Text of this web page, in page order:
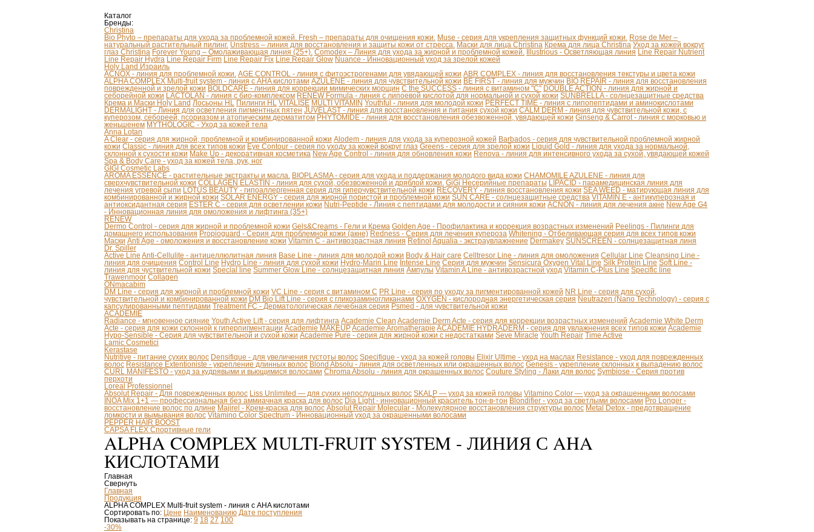
Каталог
Бренды:
Christina
Bio Phyto – препараты для ухода за проблемной кожей. Fresh – препараты для очищения кожи. Muse - серия для укрепления защитных функций кожи. Rose de Mer –
натуральный растительный пилинг. Unstress – линия для восстановления и защиты кожи от стресса. Маски для лица Christina Крема для лица Christina Уход за кожей вокруг
глаз Christina Forever Young – Омолаживающая линия (25+). Comodex – Линия для ухода за жирной и проблемной кожей. Illustrious - Осветляющая линия Line Repair Nutrient
Line Repair Hydra Line Repair Firm Line Repair Fix Line Repair Glow Nuance - Инновационный уход за зрелой кожей
Holy Land Израиль
ACNOX - линия для проблемной кожи. AGE CONTROL - линия с фитоэстрогенами для увядающей кожи ABR COMPLEX - линия для восстановления текстуры и цвета кожи
ALPHA COMPLEX Multi-fruit system - линия с AHA кислотами AZULENE - линия для чувствительной кожи BE FIRST - линия для мужчин BIO REPAIR - линия для восстановления
поврежденной и зрелой кожи BOLDCARE - линия для коррекции мимических морщин C the SUCCESS - линия с витамином "С" DOUBLE ACTION - линия для жирной и
себорейной кожи LACTOLAN - линия с био-комплексом RENEW Formula - линия с липоевой кислотой для нормальной и сухой кожи SUNBRELLA - солнцезащитные средства
Крема и Маски Holy Land Лосьоны HL Пилинги HL VITALISE MULTI VITAMIN Youthful - линия для молодой кожи PERFECT TIME - линия с липопептидами и аминокислотами
DERMALIGHT - Линия для осветления пигментных пятен JUVELAST - линия для восстановления и питания сухой кожи CALM DERM - линия для чувствительной кожи, с
куперозом, себореей, псориазом и атопическим дерматитом PHYTOMIDE - линия для восстановления обезвоженной, увядающей кожи Ginseng & Carrot - линия с морковью и
женьшенем MYTHOLOGIC - Уход за кожей тела
Anna Lotan
A Clear - серия для жирной, проблемной и комбинированной кожи Alodem - линия для ухода за куперозной кожей Barbados - серия для чувствительной проблемной жирной
кожи Classic - линия для всех типов кожи Eye Contour - серия по уходу за кожей вокруг глаз Greens - серия для зрелой кожи Liquid Gold - линия для ухода за нормальной,
склонной к сухости кожи Make Up - декоративная косметика New Age Control - линия для обновления кожи Renova - линия для интенсивного ухода за сухой, увядающей кожей
Spa & Body Care - уход за кожей тела, рук, ног
GIGI Cosmetic Labs
AROMA ESSENCE - растительные экстракты и масла. BIOPLASMA - серия для ухода и поддержания молодого вида кожи CHAMOMILE AZULENE - линия для
сверхчувствительной кожи COLLAGEN ELASTIN - линия для сухой, обезвоженной и дряблой кожи. GiGi Несерийные препараты LIPACID - парамедицинская линия для
лечения угревой сыпи LOTUS BEAUTY - гипоаллергенная серия для гиперчувствительной кожи RECOVERY - линия восстановления кожи SEA WEED - матирующая линия для
комбинированной и жирной кожи SOLAR ENERGY - серия для жирной пористой и проблемной кожи SUN CARE - солнцезащитные средства VITAMIN E - антикуперозная и
антиоксидантная серия ESTER C - серия для осветлении кожи Nutri-Peptide - Линия с пептидами для молодости и сияния кожи ACNON - линия для лечения акне New Age G4
- Инновационная линия для омоложения и лифтинга (35+)
RENEW
Dermo Control - серия для жирной и проблемной кожи Gels&Creams - Гели и Крема Golden Age - Профилактика и коррекция возрастных изменений Peelings - Пилинги для
домашнего использования Propioguard - Серия для проблемной кожи (акне) Redness - Серия для лечения купероза Whitening - Отбеливающая серия для всех типов кожи
Маски Anti Age - омоложения и восстановление кожи Vitamin C - антивозрастная линия Retinol Aqualia - экстраувлажнение Dermakey SUNSCREEN - солнцезащитная линя
Dr. Spiller
Active Line Anti-Cellulite - антицеллюлитная линия Base Line - линия для молодой кожи Body & Hair care Celltresor Line - линия для омоложения Cellular Line Cleansing Line -
линия для очищения Control Line Hydro Line - линия для сухой кожи Hydro-Marin Line Intense Line Серия для мужчин Sensicura Oxygen Vital Line Silk Protein Line Soft Line -
линия для чуствительной кожи Special line Summer Glow Line - солнцезащитная линия Ампулы Vitamin A Line - антивозрастной уход Vitamin C-Plus Line Specific line
Trawenmoor Collagen
ONmacabim
DM Line - серия для жирной и проблемной кожи VC Line - серия с витамином С PR Line - серия по уходу за пигментированной кожей NR Line - серия для сухой,
чувствительной и комбинированной кожи DM Bio Lift Line - cерия с гликозаминогликанами OXYGEN - кислородная энергетическая серия Neutrazen (Nano Technology) - серия с
капсулированными пептидами Treatment FC - Дерматологическая лечебная серия Psmed - для чувствительной кожи
ACADEMIE
Radiance - мгновенное сияние Youth Active Lift - серия для лифтинга Academie Clean Academie Derm Acte - серия для коррекции возрастных изменений Academie White Derm
Acte - серия для кожи склонной к гиперпигментации Academie MAKEUPAcademie Aromatherapie ACADEMIE HYDRADERM - серия для увлажнения всех типов кожи Academie
Hypo-Sensible - Серия для чувствительной и сухой кожи Academie Pure - серия для жирной кожи с недостатками Seve Miracle Youth Repair Time Active
Lamic Cosmetici
Kerastase
Nutritive - питание сухих волос Densifique - для увеличения густоты волос Specifique - уход за кожей головы Elixir Ultime - уход на маслах Resistance - уход для поврежденных
волос Resistance Extentioniste - укрепление длинных волос Blond Absolu - линия для осветленных или окрашенных волос Genesis - укрепление склонных к выпадению волос
CURL MANIFESTO - уход за кудрявыми и вьющимися волосами Chroma Absolu - линия для окрашенных волос Couture Styling - Лаки для волос Symbiose - Серия против
перхоти
Loreal Professionnel
Absolut Repair - Для поврежденных волос Liss Unlimited — для сухих непослушных волос SKALP — уход за кожей головы Vitamino Color — уход за окрашенными волосами
INOA Mix 1+1 — профессиональная без аммиачная краска для волос Dia Light - инновационный краситель тон-в-тон Blondifier - уход за светлыми волосами Pro Longer -
восстановление волос по длине Majirel - Крем-краска для волос Absolut Repair Molecular - Молекулярное восстановления структуры волос Metal Detox - предотвращение
ломкости и вымывания волос Vitamino Color Spectrum - Инновационный уход за окрашенными волосами
PEPPER HAIR BOOST
CAPSA FLEX Спортивные гели
ALPHA COMPLEX MULTI-FRUIT SYSTEM - ЛИНИЯ С AHA
КИСЛОТАМИ
Главная
Свернуть
Главная
Продукция
ALPHA COMPLEX Multi-fruit system - линия с AHA кислотами
Сортировать по: Цене Наименованию Дате поступления
Показывать на странице: 9 18 27 100
-30%